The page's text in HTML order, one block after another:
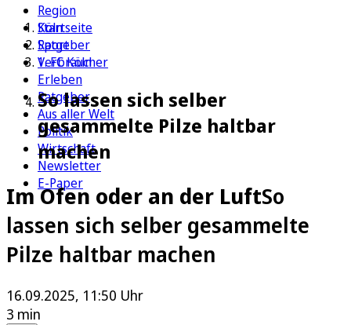
Region
Köln
Sport
1. FC Köln
Erleben
Ratgeber
Aus aller Welt
Politik
Wirtschaft
Newsletter
E-Paper
Startseite
Ratgeber
Verbraucher
So lassen sich selber
gesammelte Pilze haltbar
machen
Im Ofen oder an der LuftSo
lassen sich selber gesammelte
Pilze haltbar machen
16.09.2025, 11:50 Uhr
3 min